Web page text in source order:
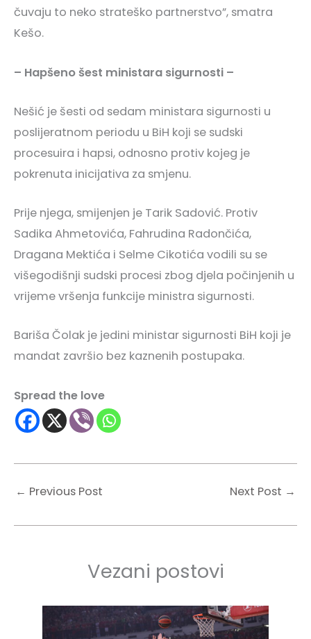
čuvaju to neko strateško partnerstvo”, smatra
Kešo.
– Hapšeno šest ministara sigurnosti –
Nešić je šesti od sedam ministara sigurnosti u
poslijeratnom periodu u BiH koji se sudski
procesuira i hapsi, odnosno protiv kojeg je
pokrenuta inicijativa za smjenu.
Prije njega, smijenjen je Tarik Sadović. Protiv
Sadika Ahmetovića, Fahrudina Radončića,
Dragana Mektića i Selme Cikotića vodili su se
višegodišnji sudski procesi zbog djela počinjenih u
vrijeme vršenja funkcije ministra sigurnosti.
Bariša Čolak je jedini ministar sigurnosti BiH koji je
mandat završio bez kaznenih postupaka.
Spread the love
← Previous Post Next Post →
Vezani postovi